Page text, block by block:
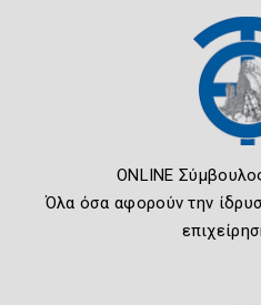
ONLINE
Όλα όσα αφορούν την